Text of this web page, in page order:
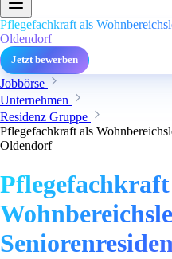
Pflegefachkraft als
Oldendorf
Jetzt bewerben
Jobbörse
Unternehmen
Residenz Gruppe
Pflegefachkraft als
Oldendorf